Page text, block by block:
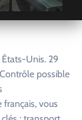
Unis. 29
possible
vous